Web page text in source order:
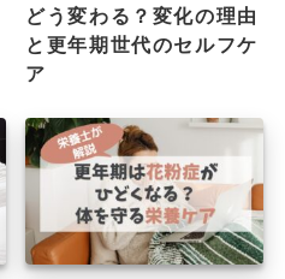
どう変わる？変化の理由
と更年期世代のセルフケ
ア